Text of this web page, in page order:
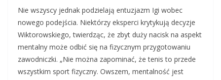
Nie wszyscy jednak podzielają entuzjazm Igi wobec
nowego podejścia. Niektórzy eksperci krytykują decyzje
Wiktorowskiego, twierdząc, że zbyt duży nacisk na aspekt
mentalny może odbić się na fizycznym przygotowaniu
zawodniczki. „Nie można zapominać, że tenis to przede
wszystkim sport fizyczny. Owszem, mentalność jest